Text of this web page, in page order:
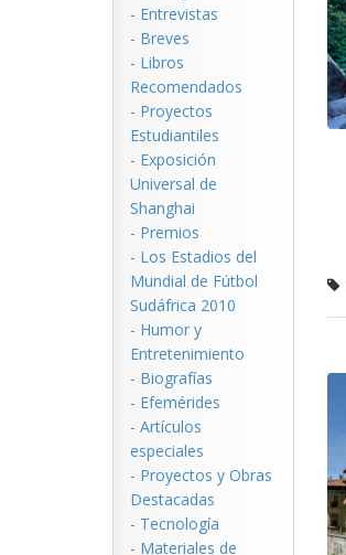
- Entrevistas
- Breves
- Libros
Recomendados
- Proyectos
Estudiantiles
- Exposición
Universal de
Shanghai
- Premios
- Los Estadios del
Mundial de Fútbol
Sudáfrica 2010
- Humor y
Entretenimiento
- Biografías
- Efemérides
- Artículos
especiales
- Proyectos y Obras
Destacadas
- Tecnología
- Materiales de